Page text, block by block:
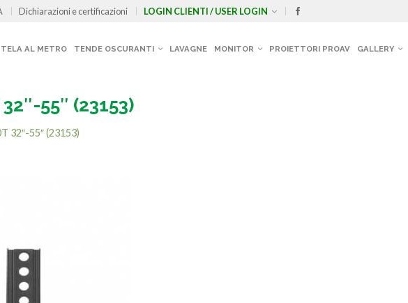
Dichiarazioni e certificazioni LOGIN CLIENTI / USER LOGIN
TELA AL METRO TENDE OSCURANTI LAVAGNE MONITOR PROIETTORI PROAV GALLERY
55″ (23153)
32″-55″ (23153)